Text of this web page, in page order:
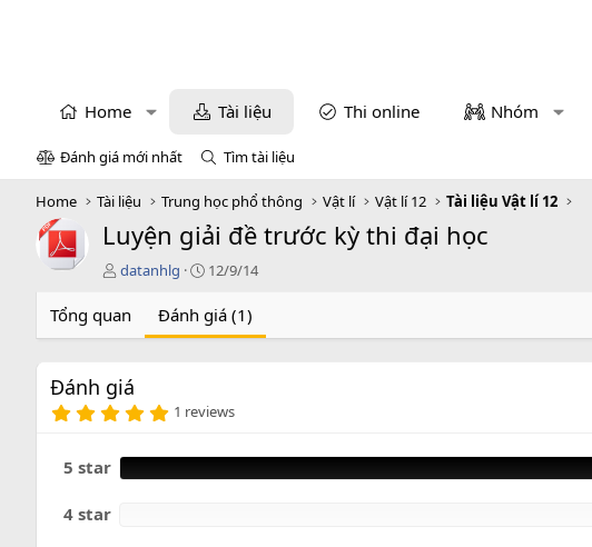
Home Tài liệu Thi online Nhóm
Đánh giá mới nhất Tìm tài liệu
Home Tài liệu Trung học phổ thông Vật lí Vật lí 12 Tài liệu Vật lí 12
Luyện giải đề trước kỳ thi đại học
T
c
datanhlg
C
e
a
n
12/9/14
Tổng quan Đánh giá (1)
Đánh giá
5
0
s
1 reviews
5 star
4 star